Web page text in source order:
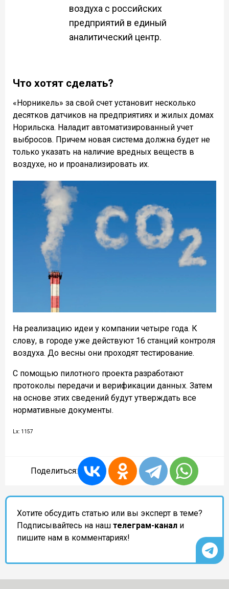
воздуха с российских
предприятий в единый
аналитический центр.
Что хотят сделать?
«Норникель» за свой счет установит несколько
десятков датчиков на предприятиях и жилых домах
Норильска. Наладит автоматизированный учет
выбросов. Причем новая система должна будет не
только указать на наличие вредных веществ в
воздухе, но и проанализировать их.
На реализацию идеи у компании четыре года. К
слову, в городе уже действуют 16 станций контроля
воздуха. До весны они проходят тестирование.
С помощью пилотного проекта разработают
протоколы передачи и верификации данных. Затем
на основе этих сведений будут утверждать все
нормативные документы.
Lx: 1157
Поделиться:
Хотите обсудить статью или вы эксперт в теме?
Подписывайтесь на наш телеграм-канал и
пишите нам в комментариях!